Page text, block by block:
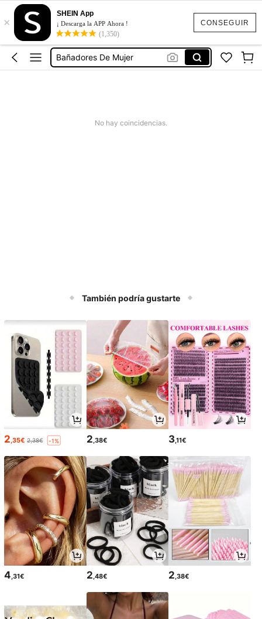
CONSEGUIR
×
SHEIN App
¡ Descarga la APP Ahora !
(1,350)
Vestido Verano Mujer
Bikinis Mujer
Bañadores De Mujer
Missguided
No hay coincidencias.
También podría gustarte
2 ,35€ 2,38€ -1% 2 ,38€ 3,11€
4,31€ 2,48€ 2,38€